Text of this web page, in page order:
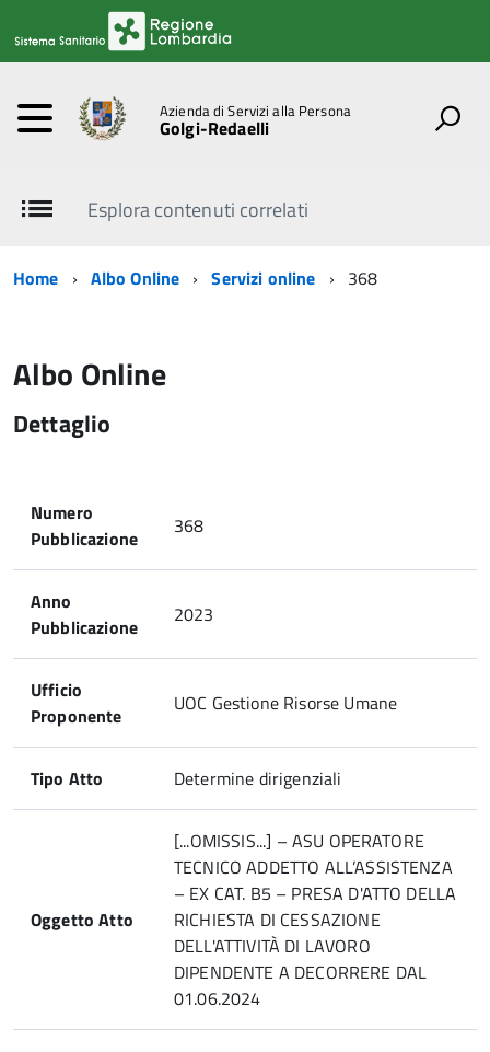
Azienda di Servizi alla Persona
Golgi-Redaelli
Esplora contenuti correlati
Home Albo Online Servizi online 368
Albo Online
Dettaglio
Numero
Pubblicazione
368
Anno
Pubblicazione
2023
Ufficio
Proponente
UOC Gestione Risorse Umane
Tipo Atto Determine dirigenziali
Oggetto Atto
[...OMISSIS...] – ASU OPERATORE
TECNICO ADDETTO ALL’ASSISTENZA
– EX CAT. B5 – PRESA D'ATTO DELLA
RICHIESTA DI CESSAZIONE
DELL'ATTIVITÀ DI LAVORO
DIPENDENTE A DECORRERE DAL
01.06.2024